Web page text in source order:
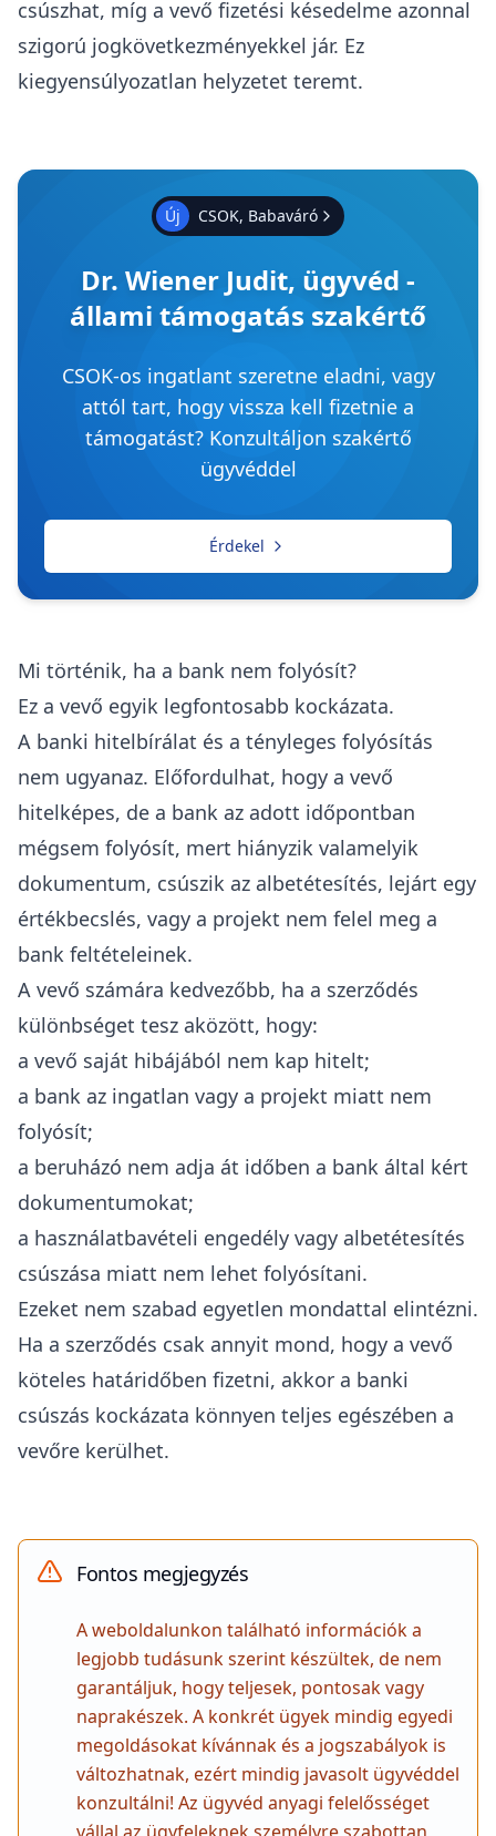
csúszhat, míg a vevő fizetési késedelme azonnal
szigorú jogkövetkezményekkel jár. Ez
kiegyensúlyozatlan helyzetet teremt.
Új CSOK, Babaváró
Dr. Wiener Judit, ügyvéd -
állami támogatás szakértő
CSOK-os ingatlant szeretne eladni, vagy
attól tart, hogy vissza kell fizetnie a
támogatást? Konzultáljon szakértő
ügyvéddel
Érdekel
Mi történik, ha a bank nem folyósít?
Ez a vevő egyik legfontosabb kockázata.
A banki hitelbírálat és a tényleges folyósítás
nem ugyanaz. Előfordulhat, hogy a vevő
hitelképes, de a bank az adott időpontban
mégsem folyósít, mert hiányzik valamelyik
dokumentum, csúszik az albetétesítés, lejárt egy
értékbecslés, vagy a projekt nem felel meg a
bank feltételeinek.
A vevő számára kedvezőbb, ha a szerződés
különbséget tesz aközött, hogy:
a vevő saját hibájából nem kap hitelt;
a bank az ingatlan vagy a projekt miatt nem
folyósít;
a beruházó nem adja át időben a bank által kért
dokumentumokat;
a használatbavételi engedély vagy albetétesítés
csúszása miatt nem lehet folyósítani.
Ezeket nem szabad egyetlen mondattal elintézni.
Ha a szerződés csak annyit mond, hogy a vevő
köteles határidőben fizetni, akkor a banki
csúszás kockázata könnyen teljes egészében a
vevőre kerülhet.
Fontos megjegyzés
A weboldalunkon található információk a
legjobb tudásunk szerint készültek, de nem
garantáljuk, hogy teljesek, pontosak vagy
naprakészek. A konkrét ügyek mindig egyedi
megoldásokat kívánnak és a jogszabályok is
változhatnak, ezért mindig javasolt ügyvéddel
konzultálni! Az ügyvéd anyagi felelősséget